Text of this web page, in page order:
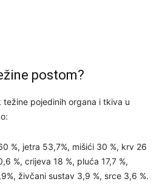
postom?
pojedinih organa i tkiva u
%, jetra 53,7%, mišići 30 %, krv 26
%, crijeva 18 %, pluća 17,7 %,
živčani sustav 3,9 %, srce 3,6 %.